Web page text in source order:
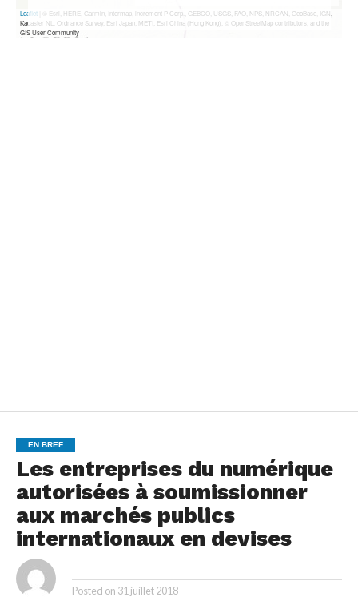
EN BREF
Les entreprises du numérique
autorisées à soumissionner
aux marchés publics
internationaux en devises
Posted on 31 juillet 2018